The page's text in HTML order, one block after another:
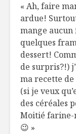
« Ah, faire
ardue!
mange
quelques
dessert!
de surpris?!)
ma recette
(si je veux
des céréales
Moitié farine-
😉 »